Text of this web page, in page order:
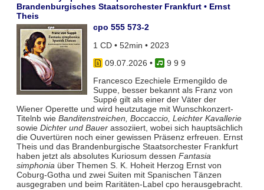
Brandenburgisches Staatsorchester Frankfurt • Ernst
Theis
cpo 555 573-2
1 CD • 52min • 2023
09.07.2026 •
9 9 9
Francesco Ezechiele Ermengildo de
Suppe, besser bekannt als Franz von
Suppé gilt als einer der Väter der
Wiener Operette und wird heutzutage mit Wunschkonzert-
Titelnb wie Banditenstreichen, Boccaccio, Leichter Kavallerie
sowie Dichter und Bauerassoziiert, wobei sich hauptsächlich
die Ouvertüren noch einer gewissen Präsenz erfreuen. Ernst
Theis und das Brandenburgische Staatsorchester Frankfurt
haben jetzt als absolutes Kuriosum dessen Fantasia
simphoniaüber Themen S. K. Hoheit Herzog Ernst von
Coburg-Gotha und zwei Suiten mit Spanischen Tänzen
ausgegraben und beim Raritäten-Label cpo herausgebracht.